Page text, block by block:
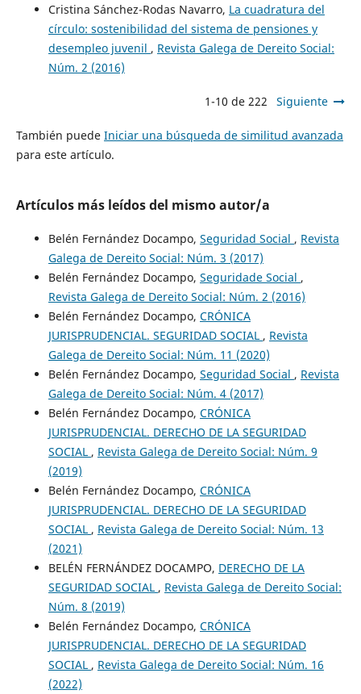
Cristina Sánchez-Rodas Navarro, La cuadratura del
círculo: sostenibilidad del sistema de pensiones y
desempleo juvenil , Revista Galega de Dereito Social:
Núm. 2 (2016)
1-10 de 222 Siguiente
También puede Iniciar una búsqueda de similitud avanzada
para este artículo.
Artículos más leídos del mismo autor/a
Belén Fernández Docampo, Seguridad Social , Revista
Galega de Dereito Social: Núm. 3 (2017)
Belén Fernández Docampo, Seguridade Social ,
Revista Galega de Dereito Social: Núm. 2 (2016)
Belén Fernández Docampo, CRÓNICA
JURISPRUDENCIAL. SEGURIDAD SOCIAL , Revista
Galega de Dereito Social: Núm. 11 (2020)
Belén Fernández Docampo, Seguridad Social , Revista
Galega de Dereito Social: Núm. 4 (2017)
Belén Fernández Docampo, CRÓNICA
JURISPRUDENCIAL. DERECHO DE LA SEGURIDAD
SOCIAL , Revista Galega de Dereito Social: Núm. 9
(2019)
Belén Fernández Docampo, CRÓNICA
JURISPRUDENCIAL. DERECHO DE LA SEGURIDAD
SOCIAL , Revista Galega de Dereito Social: Núm. 13
(2021)
BELÉN FERNÁNDEZ DOCAMPO, DERECHO DE LA
SEGURIDAD SOCIAL , Revista Galega de Dereito Social:
Núm. 8 (2019)
Belén Fernández Docampo, CRÓNICA
JURISPRUDENCIAL. DERECHO DE LA SEGURIDAD
SOCIAL , Revista Galega de Dereito Social: Núm. 16
(2022)